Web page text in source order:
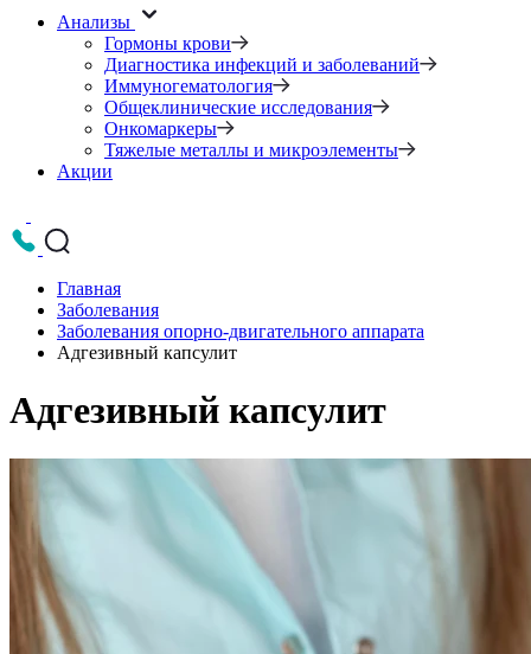
Анализы
Гормоны крови
Диагностика инфекций и заболеваний
Иммуногематология
Общеклинические исследования
Онкомаркеры
Тяжелые металлы и микроэлементы
Акции
Главная
Заболевания
Заболевания опорно-двигательного аппарата
Адгезивный капсулит
Адгезивный капсулит